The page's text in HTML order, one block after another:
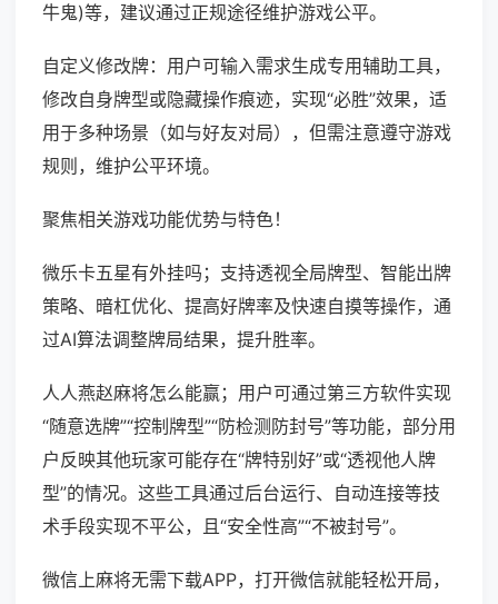
牛鬼)等，建议通过正规途径维护游戏公平。
自定义修改牌：用户可输入需求生成专用辅助工具，
修改自身牌型或隐藏操作痕迹，实现“必胜”效果，适
用于多种场景（如与好友对局），但需注意遵守游戏
规则，维护公平环境。
聚焦相关游戏功能优势与特色！
微乐卡五星有外挂吗；支持透视全局牌型、智能出牌
策略、暗杠优化、提高好牌率及快速自摸等操作，通
过AI算法调整牌局结果，提升胜率。
人人燕赵麻将怎么能赢；用户可通过第三方软件实现
“随意选牌”“控制牌型”“防检测防封号”等功能，部分用
户反映其他玩家可能存在“牌特别好”或“透视他人牌
型”的情况。这些工具通过后台运行、自动连接等技
术手段实现不平公，且“安全性高”“不被封号”。
微信上麻将无需下载APP，打开微信就能轻松开局，